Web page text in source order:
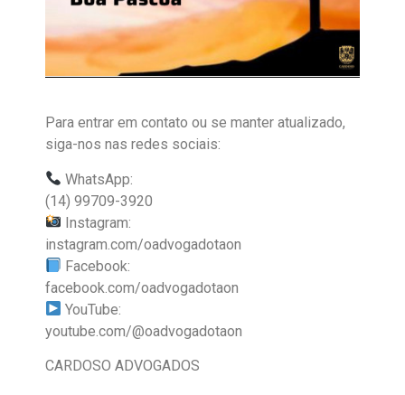
Para entrar em contato ou se manter atualizado,
siga-nos nas redes sociais:
WhatsApp:
(14) 99709-3920
Instagram:
instagram.com/oadvogadotaon
Facebook:
facebook.com/oadvogadotaon
YouTube:
youtube.com/@oadvogadotaon
CARDOSO ADVOGADOS